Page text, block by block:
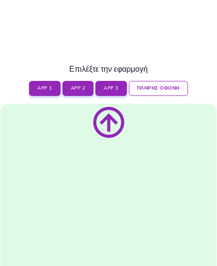
Επιλέξτε την εφαρμογή
APP 1 APP 2 APP 3 ΠΛΗΡΗΣ ΟΘΟΝΗ